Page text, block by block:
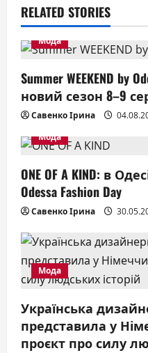
g
a
t
i
o
n
RELATED STORIES
Мода
Summer WEEKEND by
новий сезон 8–9
Савенко Ірина
Мода
ONE OF A KIND: в
Odessa Fashion Day
Савенко Ірина
Мода
Українська
представила у
проєкт про силу